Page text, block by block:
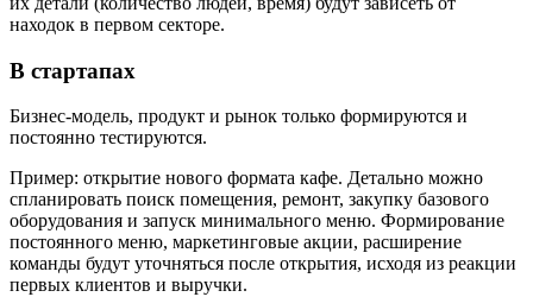
находок в первом секторе.
В стартапах
Бизнес-модель, продукт и рынок только формируются и
постоянно тестируются.
Пример: открытие нового формата кафе. Детально можно
спланировать поиск помещения, ремонт, закупку базового
оборудования и запуск минимального меню. Формирование
постоянного меню, маркетинговые акции, расширение
команды будут уточняться после открытия, исходя из реакции
первых клиентов и выручки.